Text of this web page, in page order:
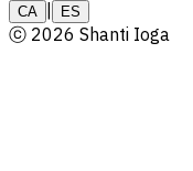
CA ES
ⓒ 2026 Shanti Ioga